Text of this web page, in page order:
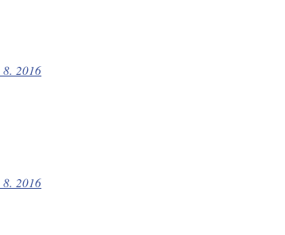
8. 2016
8. 2016